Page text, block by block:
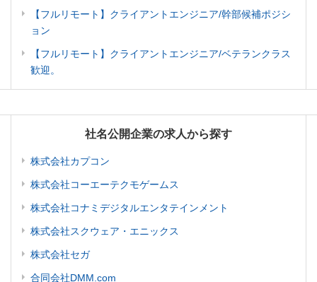
【フルリモート】クライアントエンジニア/幹部候補ポジシ
ョン
【フルリモート】クライアントエンジニア/ベテランクラス
歓迎。
社名公開企業の求人から探す
株式会社カプコン
株式会社コーエーテクモゲームス
株式会社コナミデジタルエンタテインメント
株式会社スクウェア・エニックス
株式会社セガ
合同会社DMM.com